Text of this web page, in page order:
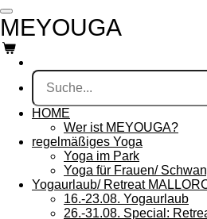
Zum
Hauptinhalt
springen
MEYOUGA
HOME
Wer ist MEYOUGA?
regelmäßiges Yoga
Yoga im Park
Yoga für Frauen/
Yogaurlaub/ Retreat
16.-23.08. Yogaurlaub
26.-31.08. Special: